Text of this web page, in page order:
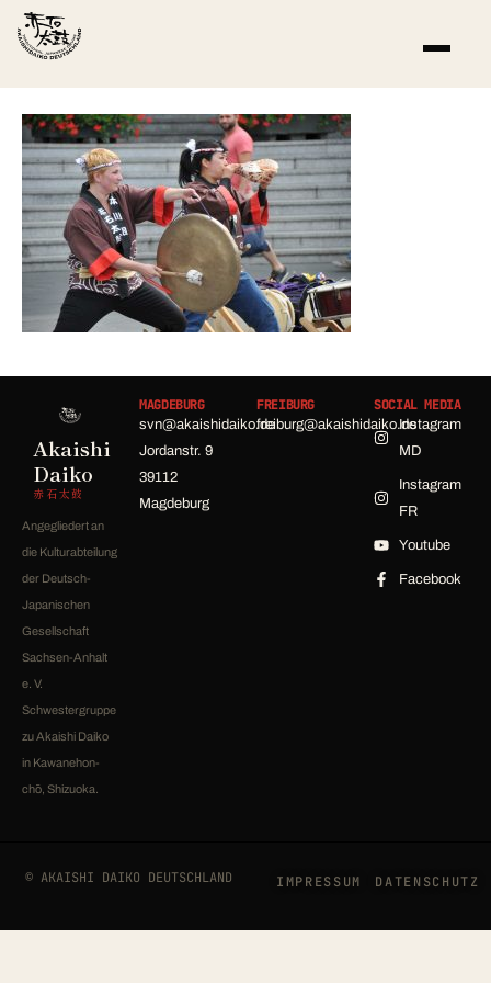
Akaishi
Daiko
赤石太鼓
Angegliedert an
die Kulturabteilung
der Deutsch-
Japanischen
Gesellschaft
Sachsen-Anhalt
e. V.
Schwestergruppe
zu Akaishi Daiko
in Kawanehon-
chō, Shizuoka.
MAGDEBURG
svn@akaishidaiko.de
Jordanstr. 9
39112
Magdeburg
FREIBURG
freiburg@akaishidaiko.de
SOCIAL MEDIA
Instagram
MD
Instagram
FR
Youtube
Facebook
© AKAISHI DAIKO DEUTSCHLAND DATENSCHUTZ
IMPRESSUM